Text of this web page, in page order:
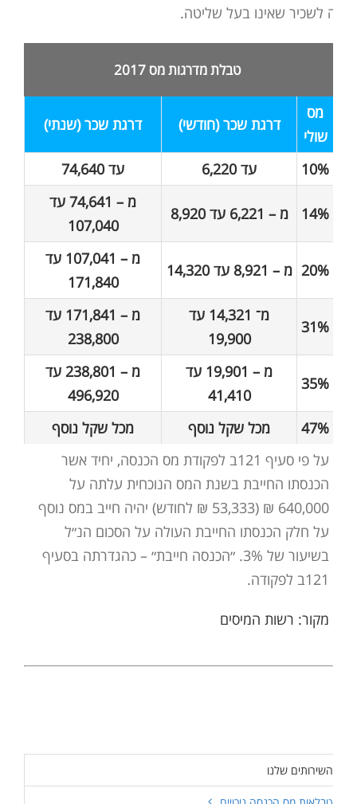
לשכיר שאינו בעל שליטה.
טבלת מדרגות מס 2017
מס
שולי
דרגת שכר (חודשי) דרגת שכר (שנתי)
10% עד 6,220 עד 74,640
14% מ – 6,221 עד 8,920
מ – 74,641 עד
107,040
20% מ – 8,921 עד 14,320
מ – 107,041 עד
171,840
31%
מ־ 14,321 עד
19,900
מ – 171,841 עד
238,800
35%
מ – 19,901 עד
41,410
מ – 238,801 עד
496,920
47%
מכל שקל נוסף
מכל שקל נוסף
על פי סעיף 121ב לפקודת מס הכנסה, יחיד אשר
הכנסתו החייבת בשנת המס הנוכחית עלתה על
640,000 ₪ (53,333 ₪ לחודש) יהיה חייב במס נוסף
על חלק הכנסתו החייבת העולה על הסכום הנ״ל
בשיעור של 3%. ״הכנסה חייבת״ – כהגדרתה בסעיף
121ב לפקודה.
מקור: רשות המיסים
השירותים שלנו